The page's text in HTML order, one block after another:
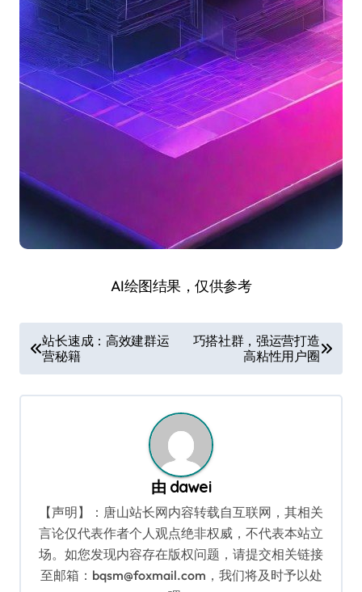
AI绘图结果，仅供参考
章
导
站长速成：高效建群运
营秘籍
巧搭社群，强运营打造
高粘性用户圈
由 dawei
【声明】：唐山站长网内容转载自互联网，其相关
言论仅代表作者个人观点绝非权威，不代表本站立
场。如您发现内容存在版权问题，请提交相关链接
至邮箱：bqsm@foxmail.com，我们将及时予以处